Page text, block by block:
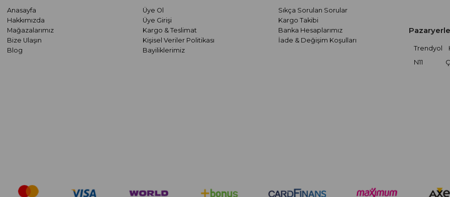
Anasayfa
Hakkımızda
Mağazalarımız
Bize Ulaşın
Blog
Üye Ol
Üye Girişi
Kargo & Teslimat
Kişisel Veriler Politikası
Bayiliklerimiz
Sıkça Sorulan Sorular
Kargo Takibi
Banka Hesaplarımız
İade & Değişim Koşulları
Trendyol
N11